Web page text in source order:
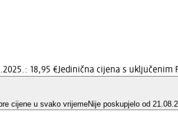
18,95 €Jedinična cijena s uključenim
cijene u svako vrijemeNije poskupjelo od